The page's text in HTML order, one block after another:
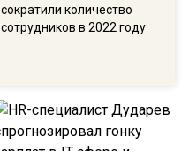
сократили количество
сотрудников в 2022 году